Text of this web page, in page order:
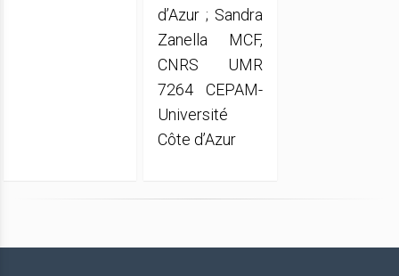
d’Azur ; Sandra
Zanella MCF,
CNRS UMR
7264 CEPAM-
Université
Côte d’Azur